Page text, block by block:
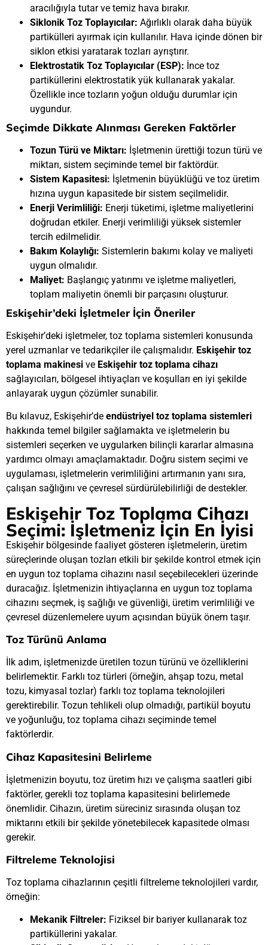
aracılığıyla tutar ve temiz hava bırakır.
Siklonik Toz Toplayıcılar: Ağırlıklı olarak daha büyük
partikülleri ayırmak için kullanılır. Hava içinde dönen bir
siklon etkisi yaratarak tozları ayrıştırır.
Elektrostatik Toz Toplayıcılar (ESP): İnce toz
partiküllerini elektrostatik yük kullanarak yakalar.
Özellikle ince tozların yoğun olduğu durumlar için
uygundur.
Seçimde Dikkate Alınması Gereken Faktörler
Tozun Türü ve Miktarı: İşletmenin ürettiği tozun türü ve
miktarı, sistem seçiminde temel bir faktördür.
Sistem Kapasitesi: İşletmenin büyüklüğü ve toz üretim
hızına uygun kapasitede bir sistem seçilmelidir.
Enerji Verimliliği: Enerji tüketimi, işletme maliyetlerini
doğrudan etkiler. Enerji verimliliği yüksek sistemler
tercih edilmelidir.
Bakım Kolaylığı: Sistemlerin bakımı kolay ve maliyeti
uygun olmalıdır.
Maliyet: Başlangıç yatırımı ve işletme maliyetleri,
toplam maliyetin önemli bir parçasını oluşturur.
Eskişehir’deki İşletmeler İçin Öneriler
Eskişehir’deki işletmeler, toz toplama sistemleri konusunda
yerel uzmanlar ve tedarikçiler ile çalışmalıdır. Eskişehir toz
toplama makinesi ve Eskişehir toz toplama cihazı
sağlayıcıları, bölgesel ihtiyaçları ve koşulları en iyi şekilde
anlayarak uygun çözümler sunabilir.
Bu kılavuz, Eskişehir’de endüstriyel toz toplama sistemleri
hakkında temel bilgiler sağlamakta ve işletmelerin bu
sistemleri seçerken ve uygularken bilinçli kararlar almasına
yardımcı olmayı amaçlamaktadır. Doğru sistem seçimi ve
uygulaması, işletmelerin verimliliğini artırmanın yanı sıra,
çalışan sağlığını ve çevresel sürdürülebilirliği de destekler.
Eskişehir Toz Toplama Cihazı
Seçimi: İşletmeniz İçin En İyisi
Eskişehir bölgesinde faaliyet gösteren işletmelerin, üretim
süreçlerinde oluşan tozları etkili bir şekilde kontrol etmek için
en uygun toz toplama cihazını nasıl seçebilecekleri üzerinde
duracağız. İşletmenizin ihtiyaçlarına en uygun toz toplama
cihazını seçmek, iş sağlığı ve güvenliği, üretim verimliliği ve
çevresel düzenlemelere uyum açısından büyük önem taşır.
Toz Türünü Anlama
İlk adım, işletmenizde üretilen tozun türünü ve özelliklerini
belirlemektir. Farklı toz türleri (örneğin, ahşap tozu, metal
tozu, kimyasal tozlar) farklı toz toplama teknolojileri
gerektirebilir. Tozun tehlikeli olup olmadığı, partikül boyutu
ve yoğunluğu, toz toplama cihazı seçiminde temel
faktörlerdir.
Cihaz Kapasitesini Belirleme
İşletmenizin boyutu, toz üretim hızı ve çalışma saatleri gibi
faktörler, gerekli toz toplama kapasitesini belirlemede
önemlidir. Cihazın, üretim süreciniz sırasında oluşan toz
miktarını etkili bir şekilde yönetebilecek kapasitede olması
gerekir.
Filtreleme Teknolojisi
Toz toplama cihazlarının çeşitli filtreleme teknolojileri vardır,
örneğin:
Mekanik Filtreler: Fiziksel bir bariyer kullanarak toz
partiküllerini yakalar.